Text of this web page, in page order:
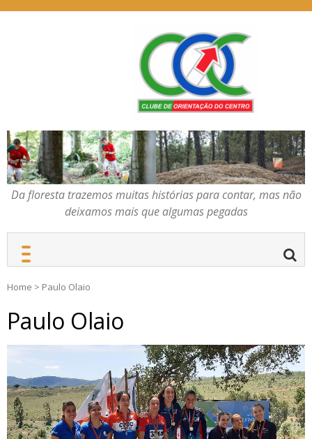
COC – CLUBE DE
ORIENTAÇÃO DO
CENTRO
Da floresta trazemos
muitas histórias para
contar, mas não deixamos
mais que algumas
pegadas
Da floresta trazemos muitas histórias para contar, mas não
deixamos mais que algumas pegadas
Home > Paulo Olaio
Paulo Olaio